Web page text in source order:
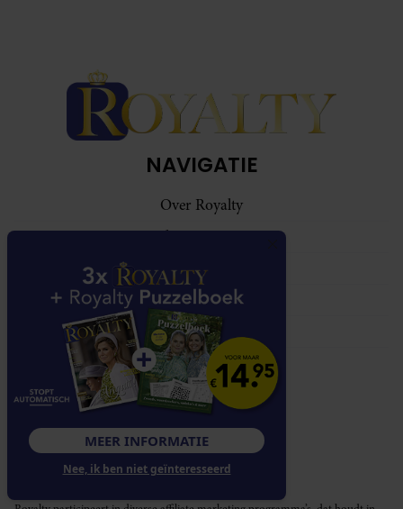
NAVIGATIE
Over Royalty
Klantenservice
Abonnementen
Contact
Adverteren
VOLG ONS
MEER INFORMATIE
Nee, ik ben niet geïnteresseerd